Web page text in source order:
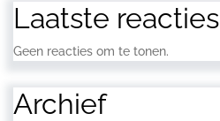
Laatste reacties
Geen reacties om te tonen.
Archief